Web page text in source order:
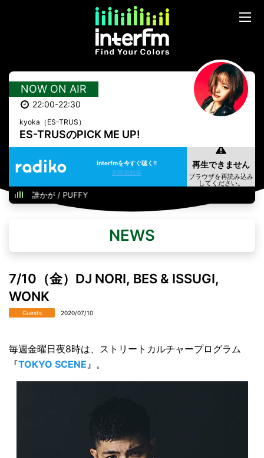
NOW ON AIR
22:00-22:30
kyoka（ES-TRUS）
ES-TRUSのPICK ME UP!
interfmを今すぐ聴く!!
利用規約等
誰かが / PUFFY
NEWS
7/10（金）DJ NORI, BES & ISSUGI,
WONK
Guests 2020/07/10
毎週金曜日夜8時は、ストリートカルチャープログラム
『TOKYO SCENE』。